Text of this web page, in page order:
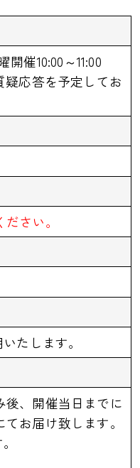
催10:00～11:00
疑応答を予定してお
さい。
たします。
後、開催当日までに
お届け致します。